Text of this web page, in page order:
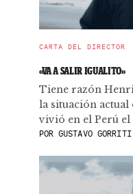
CARTA DEL DIRECTOR
«VA A SALIR IGUALITO»
Tiene razón
la situación actual
vivió en el Perú el
POR GUSTAVO GORRITI